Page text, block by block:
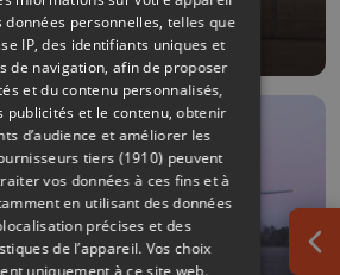
aérien après le
du système
de skeyes
personnelles, telles que
IP, des identifiants uniques et
de navigation, afin de proposer
et du contenu personnalisés,
publicités et le contenu, obtenir
d’audience et améliorer les
tiers (1910) peuvent
vos données à ces fins et à
en utilisant des données
précises et des
de l’appareil. Vos choix
uniquement à ce site web.